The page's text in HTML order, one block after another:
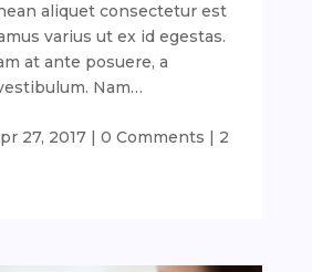
aliquet consectetur est
varius ut ex id egestas.
at ante posuere, a
Nam…
27, 2017| 0 Comments | 2